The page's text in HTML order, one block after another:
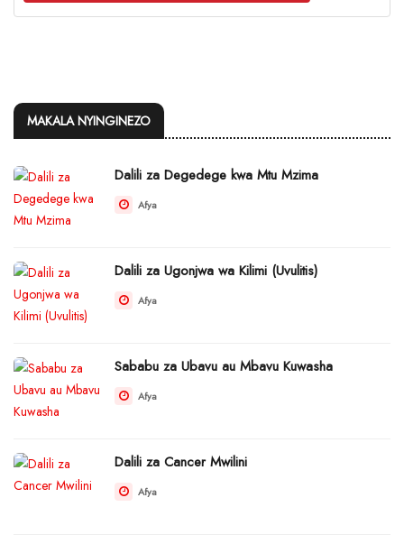
MAKALA NYINGINEZO
Dalili za Degedege kwa Mtu Mzima
Afya
Dalili za Ugonjwa wa Kilimi (Uvulitis)
Afya
Sababu za Ubavu au Mbavu Kuwasha
Afya
Dalili za Cancer Mwilini
Afya